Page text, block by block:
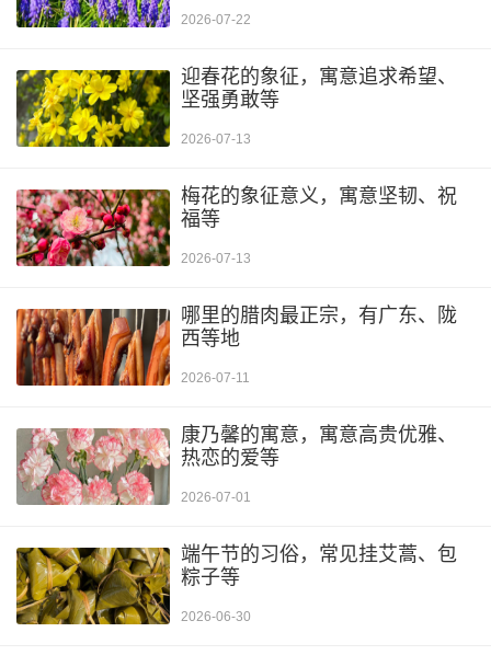
2026-07-22
迎春花的象征，寓意追求希望、
坚强勇敢等
2026-07-13
梅花的象征意义，寓意坚韧、祝
福等
2026-07-13
哪里的腊肉最正宗，有广东、陇
西等地
2026-07-11
康乃馨的寓意，寓意高贵优雅、
热恋的爱等
2026-07-01
端午节的习俗，常见挂艾蒿、包
粽子等
2026-06-30